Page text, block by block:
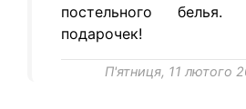
постельного
подарочек!
П'ятниця, 11 лютого